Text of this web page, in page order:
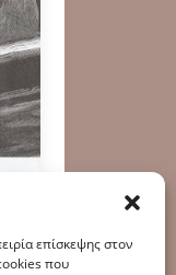
επίσκεψης στον
που